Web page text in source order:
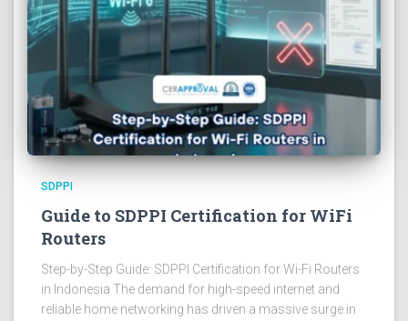
SDPPI
Guide to SDPPI Certification for WiFi
Routers
Step-by-Step Guide: SDPPI Certification for Wi-Fi Routers
in Indonesia The demand for high-speed internet and
reliable home networking has driven a massive surge in